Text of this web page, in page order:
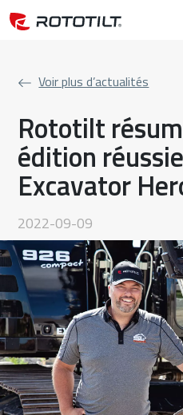
Voir plus d’actualités
Rototilt
édition
Excavator
2022-09-09